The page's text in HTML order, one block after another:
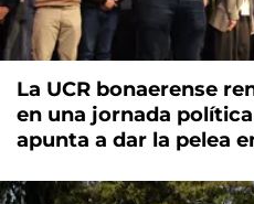
La UCR bonaerense
en una jornada
apunta a dar la pelea